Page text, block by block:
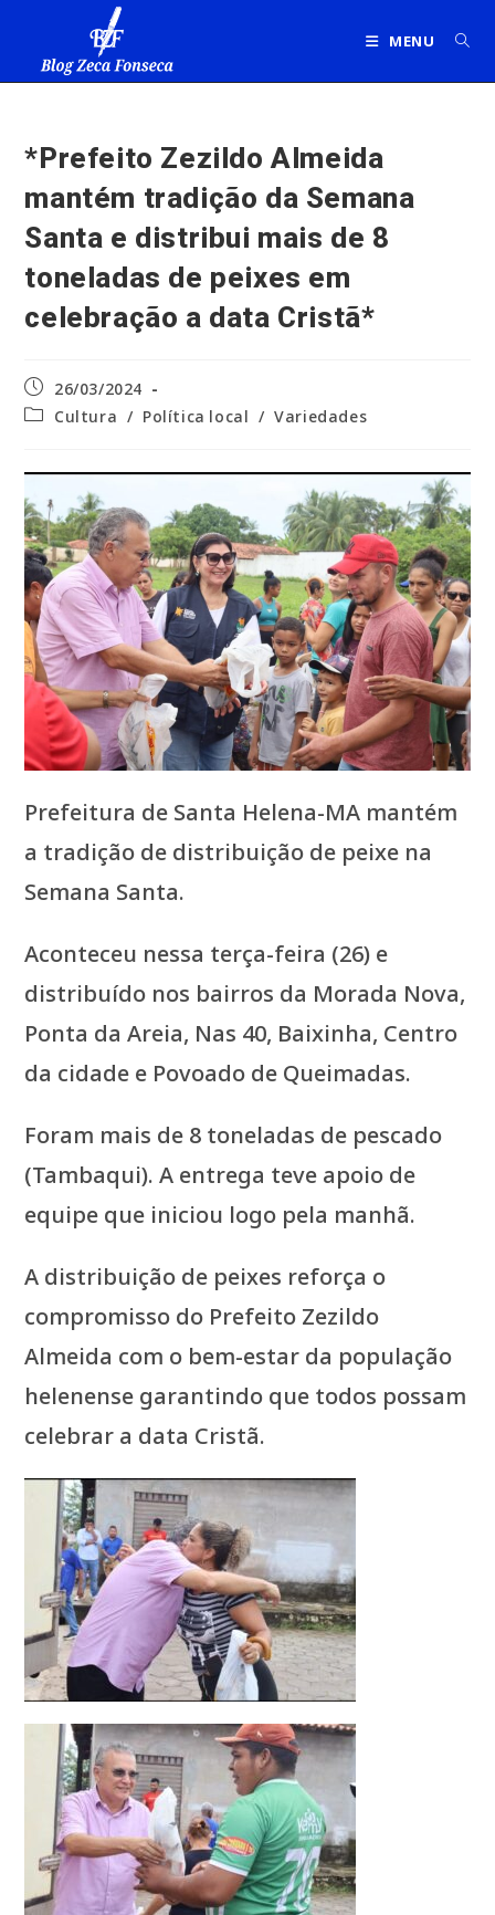
MENU
*Prefeito Zezildo Almeida
mantém tradição da Semana
Santa e distribui mais de 8
toneladas de peixes em
celebração a data Cristã*
Post
publicado:
26/03/2024
Categoria
Cultura / Política local / Variedades
Prefeitura de Santa Helena-MA mantém
a tradição de distribuição de peixe na
Semana Santa.
Aconteceu nessa terça-feira (26) e
distribuído nos bairros da Morada Nova,
Ponta da Areia, Nas 40, Baixinha, Centro
da cidade e Povoado de Queimadas.
Foram mais de 8 toneladas de pescado
(Tambaqui). A entrega teve apoio de
equipe que iniciou logo pela manhã.
A distribuição de peixes reforça o
compromisso do Prefeito Zezildo
Almeida com o bem-estar da população
helenense garantindo que todos possam
celebrar a data Cristã.